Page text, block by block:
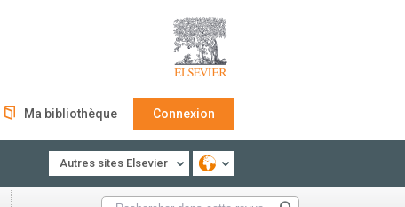
Ma bibliothèque Connexion
Autres sites Elsevier